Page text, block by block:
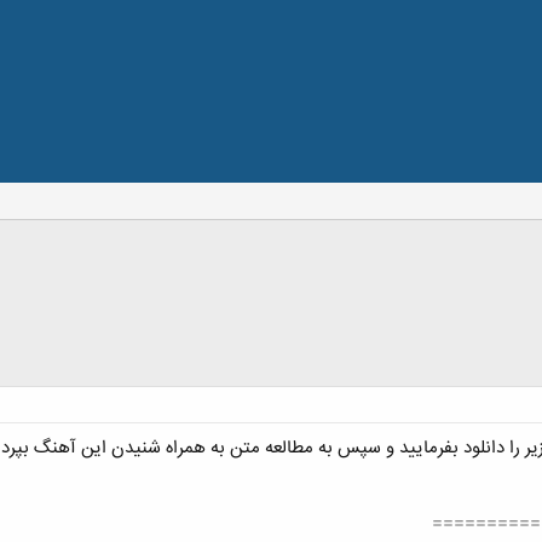
را دانلود بفرمایید و سپس به مطالعه متن به همراه شنیدن این آهنگ